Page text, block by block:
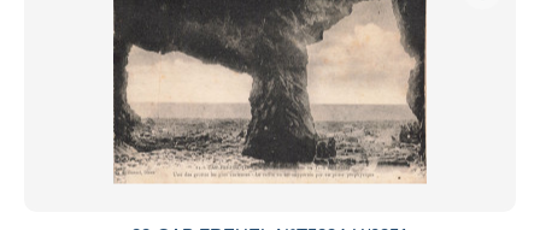
Méthodes de paiement
PayPal
Virement bancaire
Visa
Mastercard